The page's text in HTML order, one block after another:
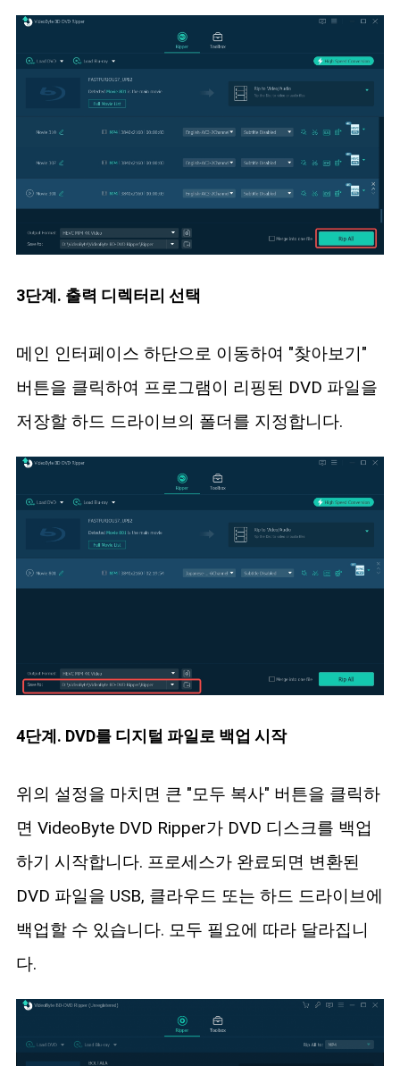
3단계. 출력 디렉터리 선택
메인 인터페이스 하단으로 이동하여 "찾아보기"
버튼을 클릭하여 프로그램이 리핑된 DVD 파일을
저장할 하드 드라이브의 폴더를 지정합니다.
4단계. DVD를 디지털 파일로 백업 시작
위의 설정을 마치면 큰 "모두 복사" 버튼을 클릭하
면 VideoByte DVD Ripper가 DVD 디스크를 백업
하기 시작합니다. 프로세스가 완료되면 변환된
DVD 파일을 USB, 클라우드 또는 하드 드라이브에
백업할 수 있습니다. 모두 필요에 따라 달라집니
다.